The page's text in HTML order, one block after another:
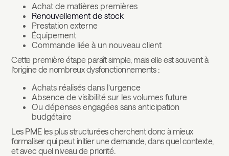
Achat de matières premières
Renouvellement de stock
Prestation externe
Équipement
Commande liée à un nouveau client
Cette première étape paraît simple, mais elle est souvent à
l’origine de nombreux dysfonctionnements :
Achats réalisés dans l’urgence
Absence de visibilité sur les volumes future
Ou dépenses engagées sans anticipation
budgétaire
Les PME les plus structurées cherchent donc à mieux
formaliser qui peut initier une demande, dans quel contexte,
et avec quel niveau de priorité.